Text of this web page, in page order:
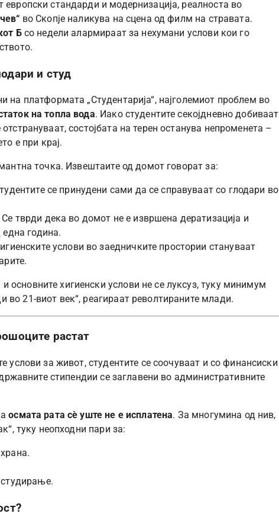
стандарди и модернизација, реалноста во
во Скопје наликува на сцена од филм на стравата.
Бсо недели алармираат за нехумани услови кои го
и студ
на платформата „Студентарија“, најголемиот проблем во
на топла вода. Иако студентите секојдневно добиваат
состојбата на терен останува непроменета –
е при крај.
точка. Извештаите од домот говорат за:
се принудени сами да се справуваат со глодари во
Се тврди дека во домот не е извршена дератизација и
една година.
услови во заедничките простории стануваат
и основните хигиенски услови не се луксуз, туку минимум
во 21-виот век“, реагираат револтираните млади.
растат
услови за живот, студентите се соочуваат и со финансиски
стипендии се заглавени во административните
осмата рата сè уште не е исплатена. За многумина од нив,
туку неопходни пари за: